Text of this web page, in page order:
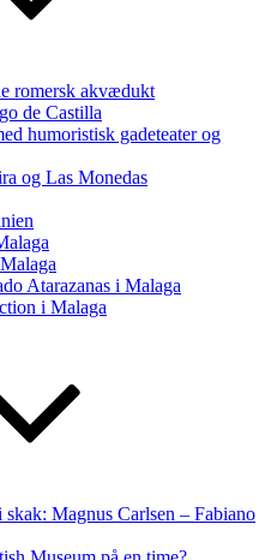
romersk akvædukt
de Castilla
humoristisk gadeteater og
og Las Monedas
Atarazanas i Malaga
i Malaga
Magnus Carlsen – Fabiano